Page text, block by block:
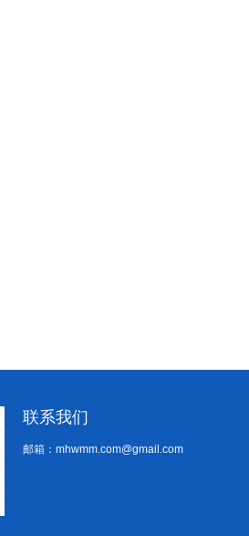
联系我们
邮箱：mhwmm.com@gmail.com